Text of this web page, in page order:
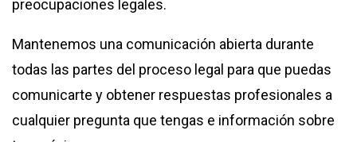
preocupaciones legales.
Mantenemos una comunicación abierta durante
todas las partes del proceso legal para que puedas
comunicarte y obtener respuestas profesionales a
cualquier pregunta que tengas e información sobre